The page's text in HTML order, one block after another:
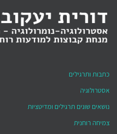
כתבות ותרגילים
אסטרולוגיה
נושאים שונים תרגילים ומדיטציות
צמיחה רוחנית